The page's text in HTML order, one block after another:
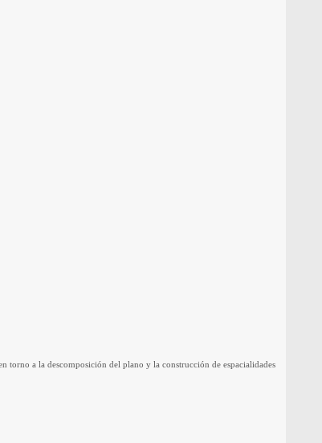
torno a la descomposición del plano y la construcción de espacialidades